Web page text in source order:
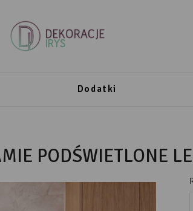
Dodatki
PODŚWIETLONE